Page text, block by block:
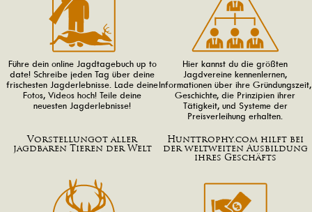
Führe dein online Jagdtagebuch up to
date! Schreibe jeden Tag über deine
frischesten Jagderlebnisse. Lade deine
Fotos, Videos hoch! Teile deine
neuesten Jagderlebnisse!
Hier kannst du die größten
Jagdvereine kennenlernen,
Informationen über ihre Gründungszeit,
Geschichte, die Prinzipien ihrer
Tätigkeit, und Systeme der
Preisverleihung erhalten.
Vorstellungot aller
jagdbaren Tieren der Welt
Hunttrophy.com hilft bei
der weltweiten Ausbildung
ihres Geschäfts